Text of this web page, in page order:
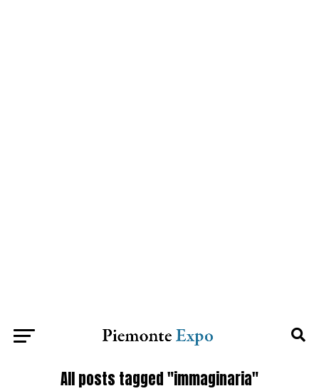
All posts tagged "immaginaria"